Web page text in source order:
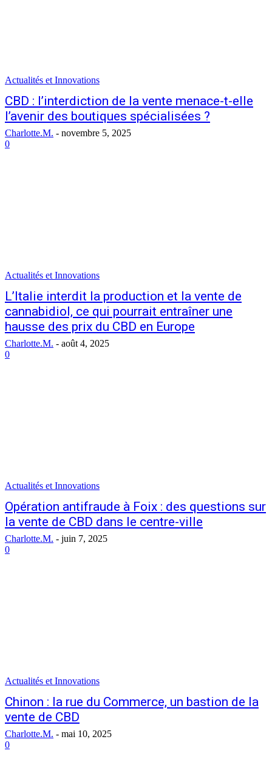
Actualités et Innovations
CBD : l’interdiction de la vente menace-t-elle
l’avenir des boutiques spécialisées ?
Charlotte.M. - novembre 5, 2025
0
Actualités et Innovations
L’Italie interdit la production et la vente de
cannabidiol, ce qui pourrait entraîner une
hausse des prix du CBD en Europe
Charlotte.M. - août 4, 2025
0
Actualités et Innovations
Opération antifraude à Foix : des questions sur
la vente de CBD dans le centre-ville
Charlotte.M. - juin 7, 2025
0
Actualités et Innovations
Chinon : la rue du Commerce, un bastion de la
vente de CBD
Charlotte.M. - mai 10, 2025
0